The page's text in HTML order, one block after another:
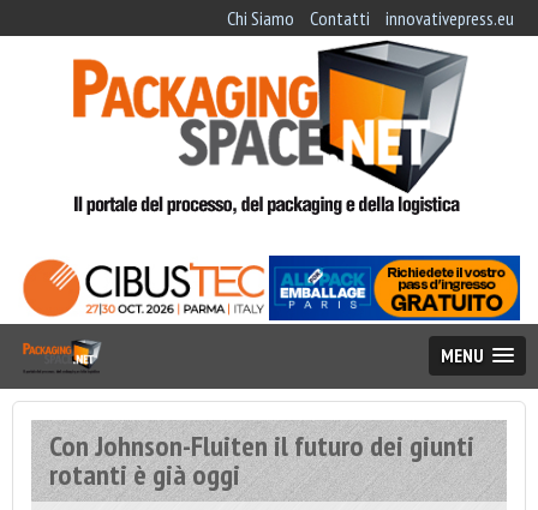
Chi Siamo Contatti innovativepress.eu
MENU
Con Johnson-Fluiten il futuro dei giunti
rotanti è già oggi